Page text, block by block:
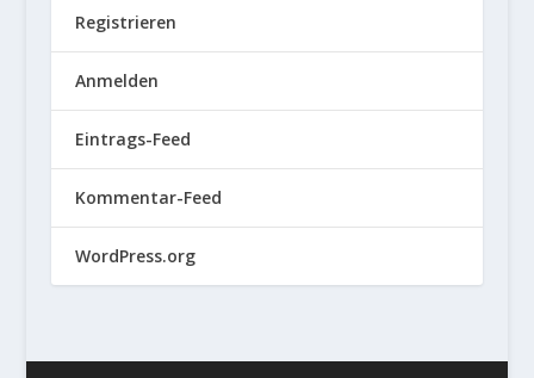
Registrieren
Anmelden
Eintrags-Feed
Kommentar-Feed
WordPress.org